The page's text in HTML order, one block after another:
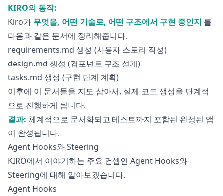
KIRO의 동작:
Kiro가 무엇을, 어떤 기술로, 어떤 구조에서 구현 중인지 를
다음과 같은 문서에 정리해줍니다.
requirements.md 생성 (사용자 스토리 작성)
design.md 생성 (컴포넌트 구조 설계)
tasks.md 생성 (구현 단계 계획)
이후에 이 문서들을 지도 삼아서, 실제 코드 생성을 단계적
으로 진행하게 됩니다.
결과: 체계적으로 문서화되고 테스트까지 포함된 완성된 앱
이 완성됩니다.
Agent Hooks와 Steering
KIRO에서 이야기하는 주요 컨셉인 Agent Hooks와
Steering에 대해 알아보겠습니다.
Agent Hooks